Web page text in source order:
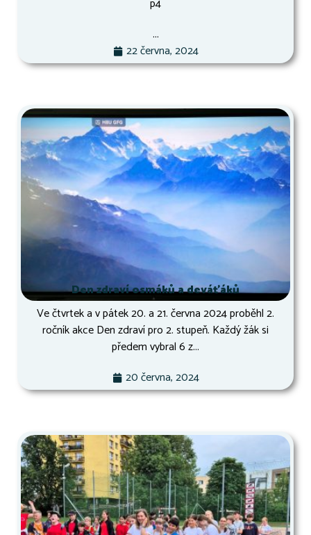
p4
...
22 června, 2024
Den zdraví osmáků a deváťáků
Ve čtvrtek a v pátek 20. a 21. června 2024 proběhl 2.
ročník akce Den zdraví pro 2. stupeň. Každý žák si
předem vybral 6 z...
20 června, 2024